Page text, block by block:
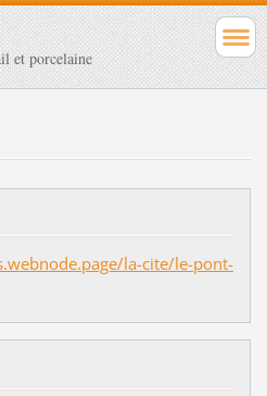
et porcelaine
la-cite/le-pont-